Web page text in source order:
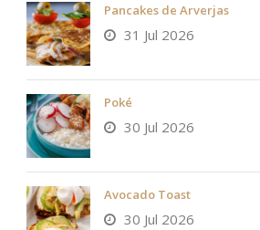
Pancakes de Arverjas
31 Jul 2026
Poké
30 Jul 2026
Avocado Toast
30 Jul 2026